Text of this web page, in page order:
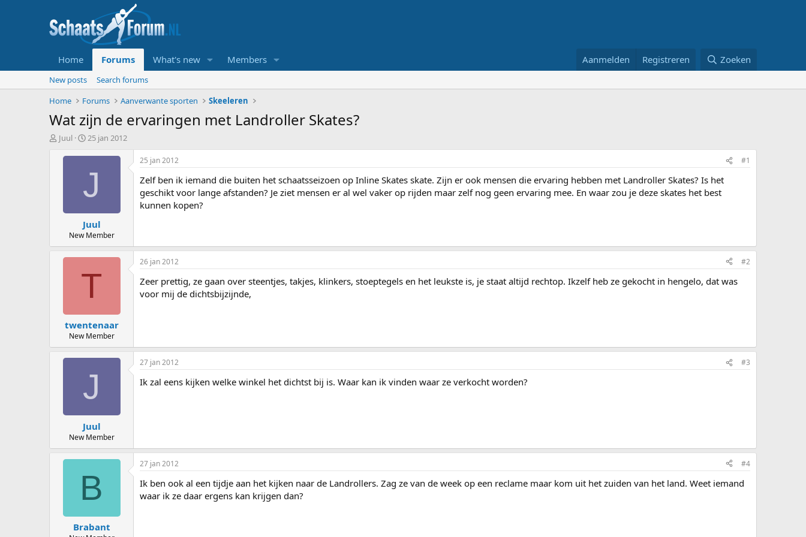
Home Forums What's new Members Aanmelden Registreren Zoeken
New posts
Search forums
Home
Forums Aanverwante sporten Skeeleren
Wat zijn de ervaringen met Landroller Skates?
T
e
Juul
S
a
d
t
u
m
25 jan 2012
J
Juul
New Member
25 jan 2012 #1
Zelf ben ik iemand die buiten het schaatsseizoen op Inline Skates skate. Zijn er ook mensen die ervaring hebben met Landroller Skates? Is het
geschikt voor lange afstanden? Je ziet mensen er al wel vaker op rijden maar zelf nog geen ervaring mee. En waar zou je deze skates het best
kunnen kopen?
T
twentenaar
New Member
26 jan 2012 #2
Zeer prettig, ze gaan over steentjes, takjes, klinkers, stoeptegels en het leukste is, je staat altijd rechtop. Ikzelf heb ze gekocht in hengelo, dat was
voor mij de dichtsbijzijnde,
J
Juul
New Member
27 jan 2012 #3
Ik zal eens kijken welke winkel het dichtst bij is. Waar kan ik vinden waar ze verkocht worden?
B
Brabant
27 jan 2012 #4
Ik ben ook al een tijdje aan het kijken naar de Landrollers. Zag ze van de week op een reclame maar kom uit het zuiden van het land. Weet iemand
waar ik ze daar ergens kan krijgen dan?